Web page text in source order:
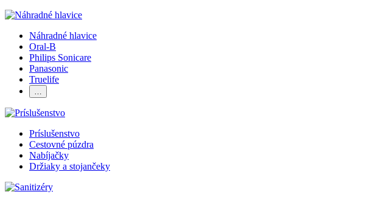
Náhradné hlavice
Oral-B
Philips Sonicare
Panasonic
Truelife
…
Príslušenstvo
Cestovné púzdra
Nabíjačky
Držiaky a stojančeky